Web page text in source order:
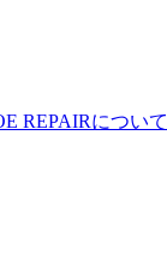
REPAIRについて